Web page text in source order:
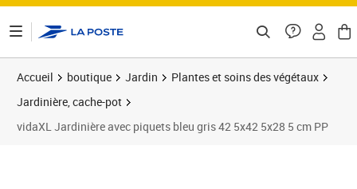
Accueil boutique Jardin
Plantes et soins des végétaux
Jardinière, cache-pot
vidaXL Jardinière avec piquets bleu gris 42 5x42 5x28 5 cm PP